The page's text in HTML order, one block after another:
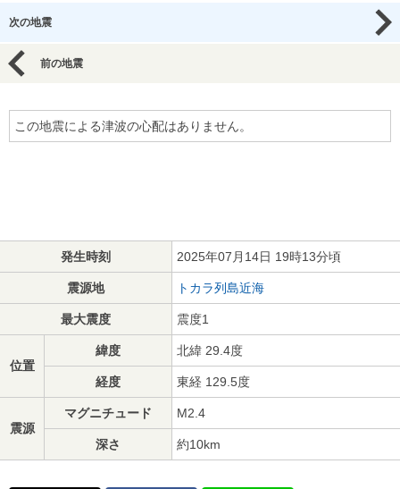
次の地震
前の地震
この地震による津波の心配はありません。
発生時刻 2025年07月14日 19時13分頃
震源地 トカラ列島近海
最大震度 震度1
位置
緯度 北緯 29.4度
経度 東経 129.5度
震源
マグニチュード M2.4
深さ 約10km